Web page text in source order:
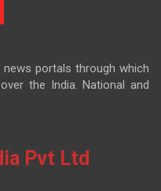
portals through which
the India. National and
Pvt Ltd